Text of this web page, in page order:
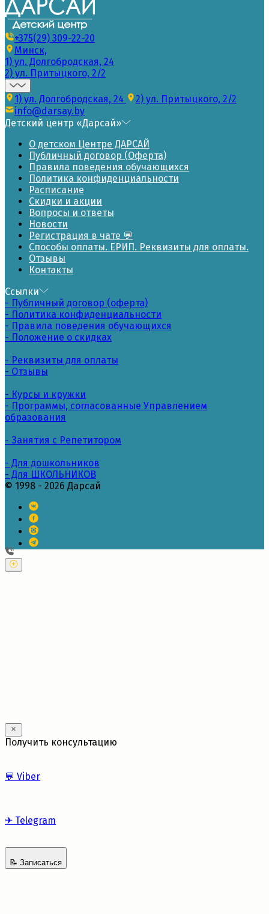
+375(29) 309-22-20
Минск,
1) ул. Долгобродская, 24
2) ул. Притыцкого, 2/2
1) ул. Долгобродская, 24
2) ул. Притыцкого, 2/2
info@darsay.by
Детский центр «Дарсай»
О детском Центре ДАРСАЙ
Публичный договор (Оферта)
Правила поведения обучающихся
Политика конфиденциальности
Расписание
Скидки и акции
Вопросы и ответы
Новости
Регистрация в чате 💬
Способы оплаты. ЕРИП. Реквизиты для оплаты.
Отзывы
Контакты
Ссылки
- Публичный договор (оферта)
- Политика конфиденциальности
- Правила поведения обучающихся
- Положение о скидках
- Реквизиты для оплаты
- Отзывы
- Курсы и кружки
- Программы, согласованные Управлением
образования
- Занятия с Репетитором
- Для дошкольников
- Для ШКОЛЬНИКОВ
© 1998 - 2026 Дарсай
Получить консультацию
💬 Viber
✈ Telegram
📝 Записаться